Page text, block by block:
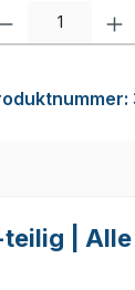
Anzahl:
|